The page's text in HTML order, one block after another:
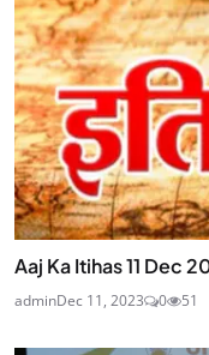
Aaj Ka Itihas 11 Dec
adminDec 11, 2023 0 51